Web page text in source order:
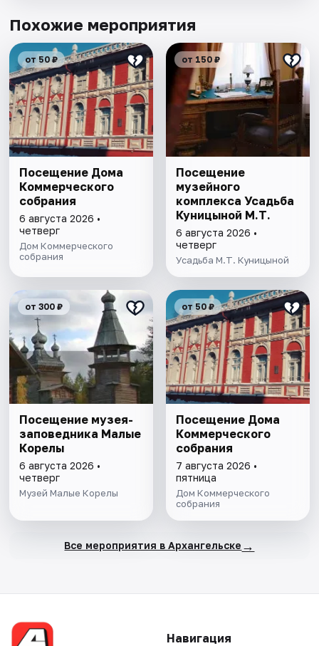
Похожие мероприятия
от 50 ₽
Посещение Дома
Коммерческого
собрания
6 августа 2026 •
четверг
Дом Коммерческого
собрания
от 150 ₽
Посещение
музейного
комплекса Усадьба
Куницыной М.Т.
6 августа 2026 •
четверг
Усадьба М.Т. Куницыной
от 300 ₽
Посещение музея-
заповедника Малые
Корелы
6 августа 2026 •
четверг
Музей Малые Корелы
от 50 ₽
Посещение Дома
Коммерческого
собрания
7 августа 2026 •
пятница
Дом Коммерческого
собрания
Все мероприятия в Архангельске →
Навигация